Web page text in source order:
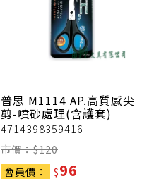
普思 M1114 AP.高質感尖
剪-噴砂處理(含護套)
4714398359416
市價：$120
會員價：
$96